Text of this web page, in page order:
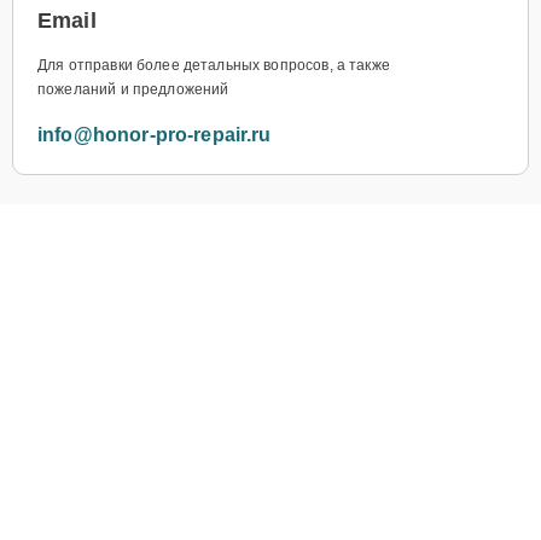
Email
Для отправки более детальных вопросов, а также
пожеланий и предложений
info@honor-pro-repair.ru